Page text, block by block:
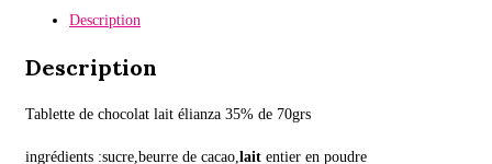
35%
Description
Description
Tablette de chocolat lait élianza 35% de 70grs
ingrédients :sucre,beurre de cacao,lait entier en poudre